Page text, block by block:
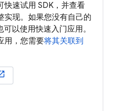
快速试用 SDK，并查看
实现。如果您没有自己的
以使用快速入门应用。
用，您需要将其关联到